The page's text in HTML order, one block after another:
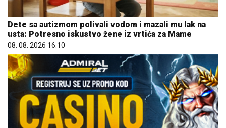
Dete sa autizmom polivali vodom i mazali mu lak na
usta: Potresno iskustvo žene iz vrtića za Mame
08. 08. 2026 16:10